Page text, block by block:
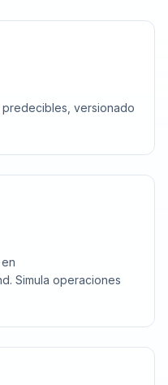
predecibles, versionado
Simula operaciones